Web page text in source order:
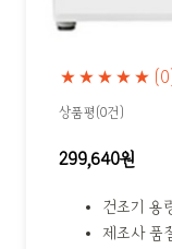
★★★★★
상품평(0건)
299,640원
건조기 용
제조사 품